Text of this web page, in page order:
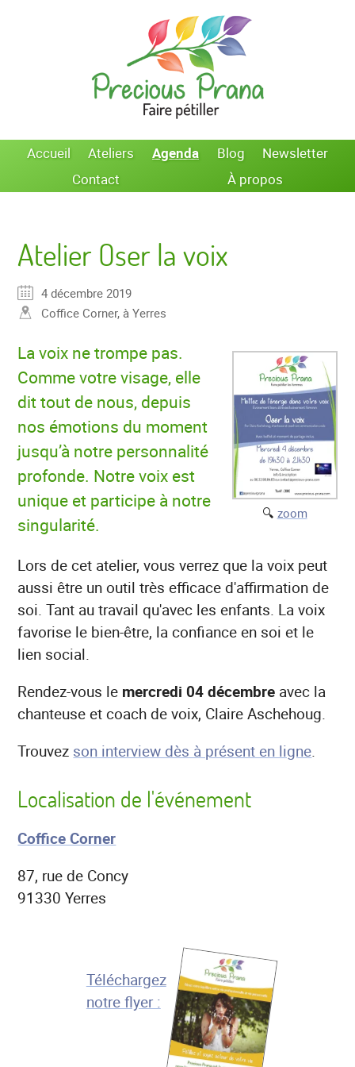
Accueil Ateliers Agenda Blog
Newsletter
Contact
À propos
Atelier Oser la voix
4 décembre 2019
Coffice Corner, à Yerres
🔍 zoom
La voix ne trompe pas.
Comme votre visage, elle
dit tout de nous, depuis
nos émotions du moment
jusqu’à notre personnalité
profonde. Notre voix est
unique et participe à notre
singularité.
Lors de cet atelier, vous verrez que la voix peut
aussi être un outil très efficace d'affirmation de
soi. Tant au travail qu'avec les enfants. La voix
favorise le bien-être, la confiance en soi et le
lien social.
Rendez-vous le mercredi 04 décembre avec la
chanteuse et coach de voix, Claire Aschehoug.
Trouvez son interview dès à présent en ligne
Localisation de l'événement
Coffice Corner
87, rue de Concy
91330 Yerres
Téléchargez
notre flyer :